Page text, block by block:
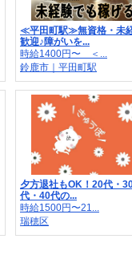
≪平田町駅≫無資格・未
歓迎♪障がいを...
時給1400円〜 ＜...
鈴鹿市｜平田町駅
夕方退社もOK！20代・
代・40代の...
時給1500円〜21...
瑞穂区